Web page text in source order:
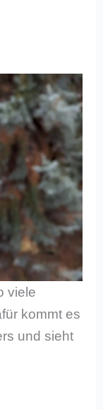
viele
kommt es
und sieht